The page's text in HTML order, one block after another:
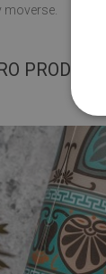
moverse.
PRODUCTO